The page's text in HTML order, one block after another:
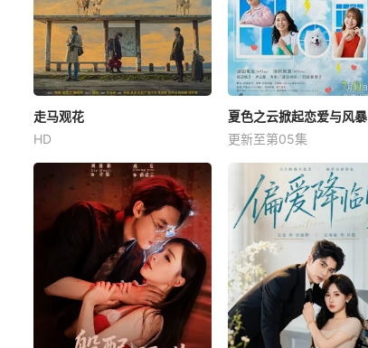
走马观花
HD
夏色之云掀起恋爱与风暴
更新至第05集